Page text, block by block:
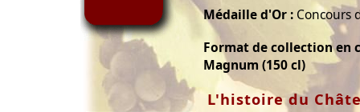
Médaille d'Or : Concours
Format de collection en
Magnum (150 cl)
L'histoire du